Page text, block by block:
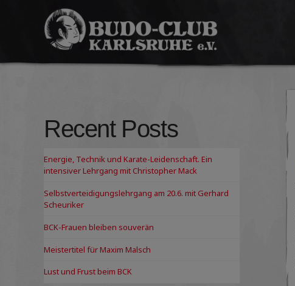
Budo-
Club
e.V.
Recent Posts
Energie, Technik und Karate-Leidenschaft. Ein
intensiver Lehrgang mit Christopher Mack
Selbstverteidigungslehrgang am 20.6. mit Gerhard
Scheuriker
BCK-Frauen bleiben souverän
Meistertitel für Maxim Malsch
Lust und Frust beim BCK